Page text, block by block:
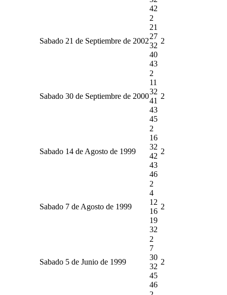
42
Sabado 21 de Septiembre de 2002
2
21
27
32
40
43
2
Sabado 30 de Septiembre de 2000
2
11
32
41
43
45
2
Sabado 14 de Agosto de 1999
2
16
32
42
43
46
2
Sabado 7 de Agosto de 1999
2
4
12
16
19
32
2
Sabado 5 de Junio de 1999
2
7
30
32
45
46
2